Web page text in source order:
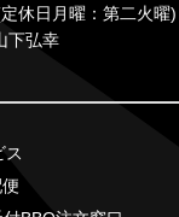
休日月曜：第二火曜)
下弘幸
ス